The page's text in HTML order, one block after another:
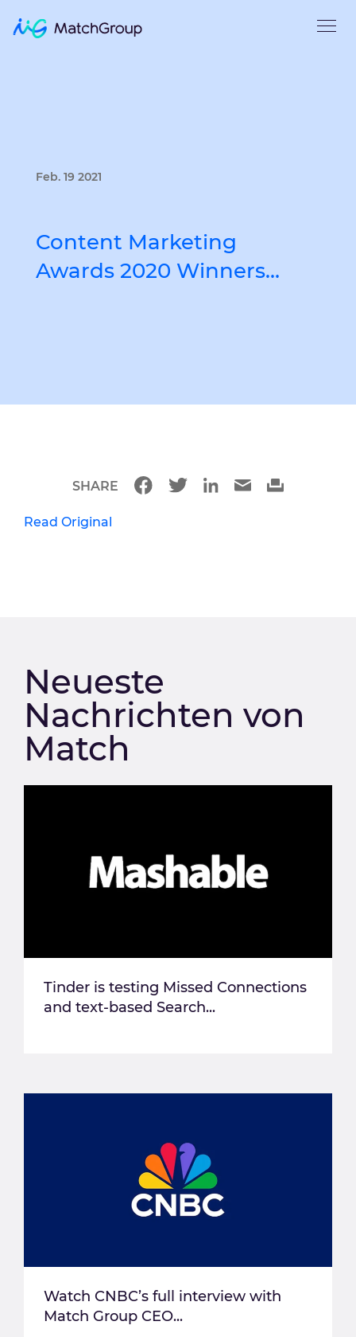
Feb. 19 2021
Content Marketing
Awards 2020 Winners…
Read Original
SHARE
Neueste
Nachrichten von
Match
Tinder is testing Missed Connections
and text-based Search...
Watch CNBC’s full interview with
Match Group CEO...